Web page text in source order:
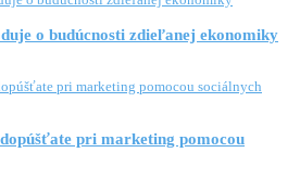
o budúcnosti zdieľanej ekonomiky
pri marketing pomocou